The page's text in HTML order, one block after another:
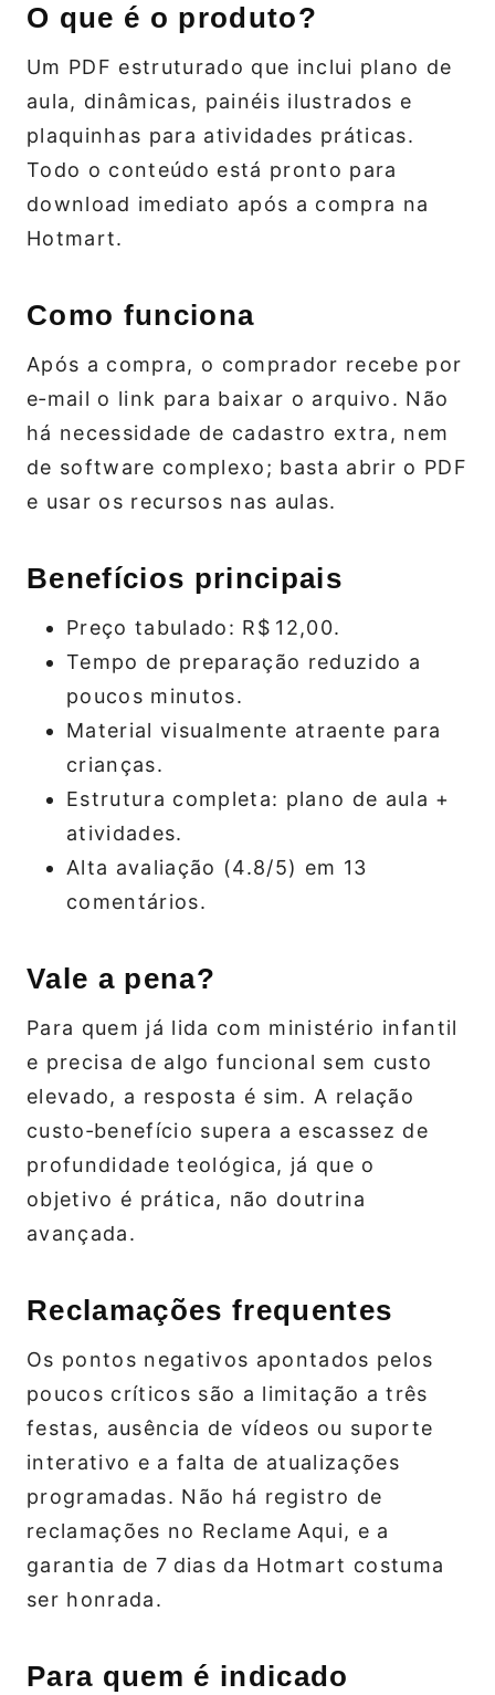
O que é o produto?
Um PDF estruturado que inclui plano de
aula, dinâmicas, painéis ilustrados e
plaquinhas para atividades práticas.
Todo o conteúdo está pronto para
download imediato após a compra na
Hotmart.
Como funciona
Após a compra, o comprador recebe por
e‑mail o link para baixar o arquivo. Não
há necessidade de cadastro extra, nem
de software complexo; basta abrir o PDF
e usar os recursos nas aulas.
Benefícios principais
Preço tabulado: R$ 12,00.
Tempo de preparação reduzido a
poucos minutos.
Material visualmente atraente para
crianças.
Estrutura completa: plano de aula +
atividades.
Alta avaliação (4.8/5) em 13
comentários.
Vale a pena?
Para quem já lida com ministério infantil
e precisa de algo funcional sem custo
elevado, a resposta é sim. A relação
custo‑benefício supera a escassez de
profundidade teológica, já que o
objetivo é prática, não doutrina
avançada.
Reclamações frequentes
Os pontos negativos apontados pelos
poucos críticos são a limitação a três
festas, ausência de vídeos ou suporte
interativo e a falta de atualizações
programadas. Não há registro de
reclamações no Reclame Aqui, e a
garantia de 7 dias da Hotmart costuma
ser honrada.
Para quem é indicado